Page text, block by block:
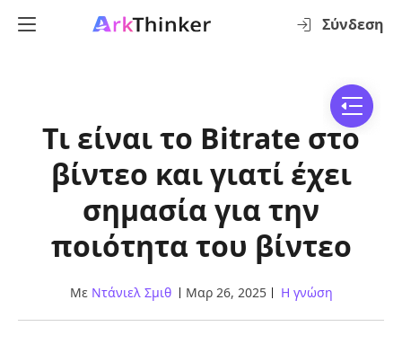
Σύνδεση
Τι είναι το Bitrate στο
βίντεο και γιατί έχει
σημασία για την
ποιότητα του βίντεο
Με Ντάνιελ Σμιθ Μαρ 26, 2025 Η γνώση